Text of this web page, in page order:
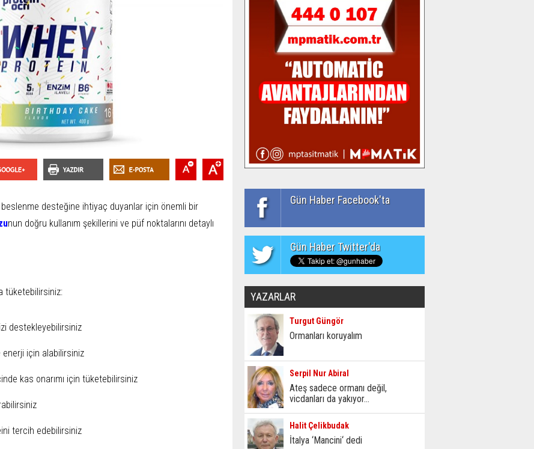
beslenme desteğine ihtiyaç duyanlar için önemli bir
nun doğru kullanım şekillerini ve püf noktalarını detaylı
tüketebilirsiniz:
destekleyebilirsiniz
için alabilirsiniz
kas onarımı için tüketebilirsiniz
tercih edebilirsiniz
Gün Haber Facebook'ta
Gün Haber Twitter'da
YAZARLAR
Turgut Güngör
Ormanları koruyalım
Serpil Nur Abiral
Ateş sadece ormanı değil,
vicdanları da yakıyor...
Halit Çelikbudak
İtalya ‘Mancini‘ dedi